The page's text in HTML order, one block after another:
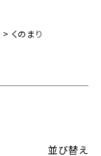
くのまり
並び替え